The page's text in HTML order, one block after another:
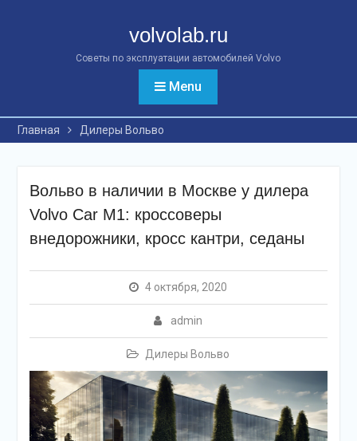
volvolab.ru
Советы по эксплуатации автомобилей Volvo
Menu
Главная Дилеры Вольво
Вольво в наличии в Москве у дилера
Volvo Car M1: кроссоверы
внедорожники, кросс кантри, седаны
4 октября, 2020
admin
Дилеры Вольво